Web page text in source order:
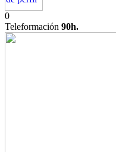
0
Teleformación 90h.